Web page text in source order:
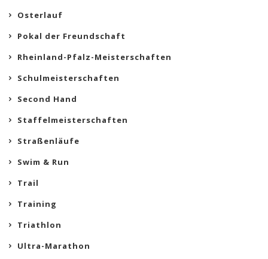
Osterlauf
Pokal der Freundschaft
Rheinland-Pfalz-Meisterschaften
Schulmeisterschaften
Second Hand
Staffelmeisterschaften
Straßenläufe
Swim & Run
Trail
Training
Triathlon
Ultra-Marathon